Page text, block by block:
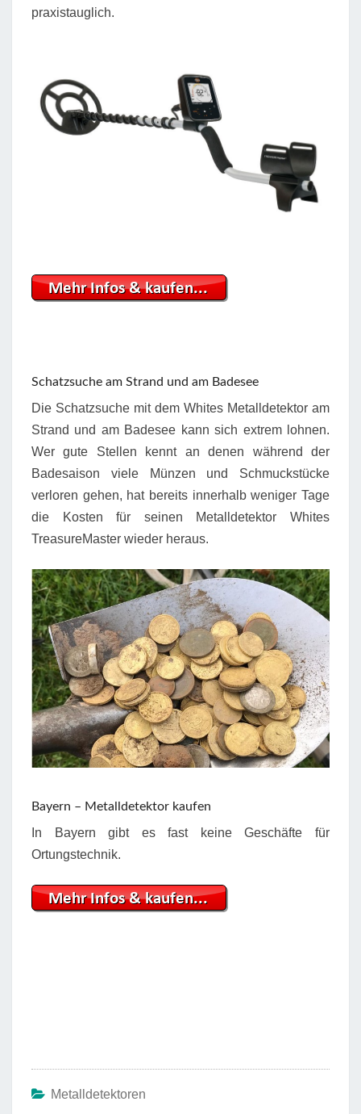
praxistauglich.
Schatzsuche am Strand und am Badesee
Die Schatzsuche mit dem Whites Metalldetektor am
Strand und am Badesee kann sich extrem lohnen.
Wer gute Stellen kennt an denen während der
Badesaison viele Münzen und Schmuckstücke
verloren gehen, hat bereits innerhalb weniger Tage
die Kosten für seinen Metalldetektor Whites
TreasureMaster wieder heraus.
Bayern – Metalldetektor kaufen
In Bayern gibt es fast keine Geschäfte für
Ortungstechnik.
Metalldetektoren